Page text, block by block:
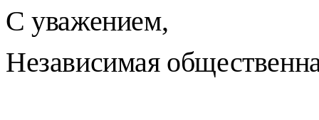
С уважением,
Независимая